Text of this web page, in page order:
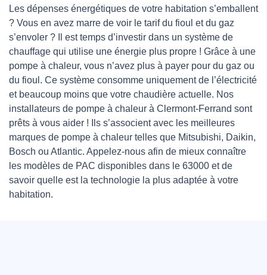
Les dépenses énergétiques de votre habitation s’emballent
? Vous en avez marre de voir le tarif du fioul et du gaz
s’envoler ? Il est temps d’investir dans un système de
chauffage qui utilise une énergie plus propre ! Grâce à une
pompe à chaleur, vous n’avez plus à payer pour du gaz ou
du fioul. Ce système consomme uniquement de l’électricité
et beaucoup moins que votre chaudière actuelle. Nos
installateurs de pompe à chaleur à Clermont-Ferrand sont
prêts à vous aider ! Ils s’associent avec les meilleures
marques de pompe à chaleur telles que Mitsubishi, Daikin,
Bosch ou Atlantic. Appelez-nous afin de mieux connaître
les modèles de PAC disponibles dans le 63000 et de
savoir quelle est la technologie la plus adaptée à votre
habitation.